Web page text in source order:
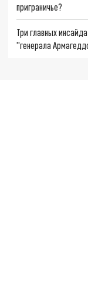
приграничье?
Три главных
"генерала